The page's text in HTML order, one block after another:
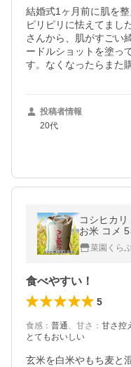
結婚式1ヶ月前に肌を
ピリピリに怯えてまし
さんから、肌がすごい
ードルショットを塗っ
す。なくなったらまた
投稿者情報
20代
コシヒカリ 玄
お米 コメ
菜園くら
食べやすい！
5
食感 ： 普通、 甘さ ： 甘さ控
とてもおいしい
玄米を白米やもち麦と